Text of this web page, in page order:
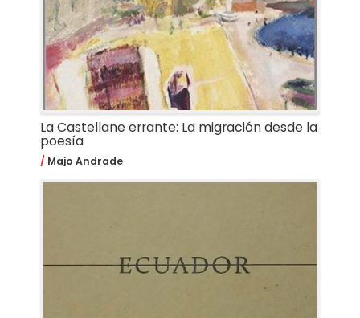
La Castellane errante: La migración desde la
poesía
Majo Andrade